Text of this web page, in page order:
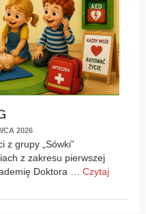
2026
z grupy „Sówki”
z zakresu pierwszej
Doktora … Czytaj